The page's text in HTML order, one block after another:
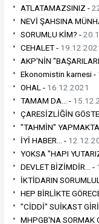
ATLATAMAZSINIZ -
NEVİ ŞAHSINA
SORUMLU KİM? -
CEHALET -
AKP'NİN
Ekonomistin karnesi -
OHAL - 16.12.2021
TAMAM DA... -
ÇARESİZLİĞİN
"TAHMİN"
İYİ HABER... -
YOKSA "HAPI
DEVLET BİZİMDİR... -
İKTİDARIN
HEP BİRLİKTE
"CİDDİ" SUİKAST
MHPGB'NA SORMAK